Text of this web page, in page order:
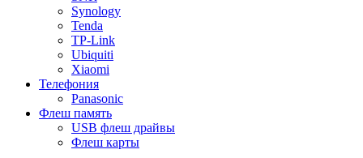
Synology
Tenda
TP-Link
Ubiquiti
Xiaomi
Телефония
Panasonic
Флеш память
USB флеш драйвы
Флеш карты